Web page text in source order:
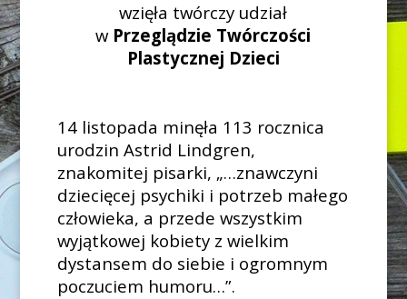
wzięła twórczy udział
w Przeglądzie Twórczości
Plastycznej Dzieci
14 listopada minęła 113 rocznica
urodzin Astrid Lindgren,
znakomitej pisarki, „…znawczyni
dziecięcej psychiki i potrzeb małego
człowieka, a przede wszystkim
wyjątkowej kobiety z wielkim
dystansem do siebie i ogromnym
poczuciem humoru…”.